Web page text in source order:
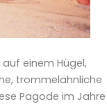
einem Hügel,
trommelähnliche
Pagode im Jahre